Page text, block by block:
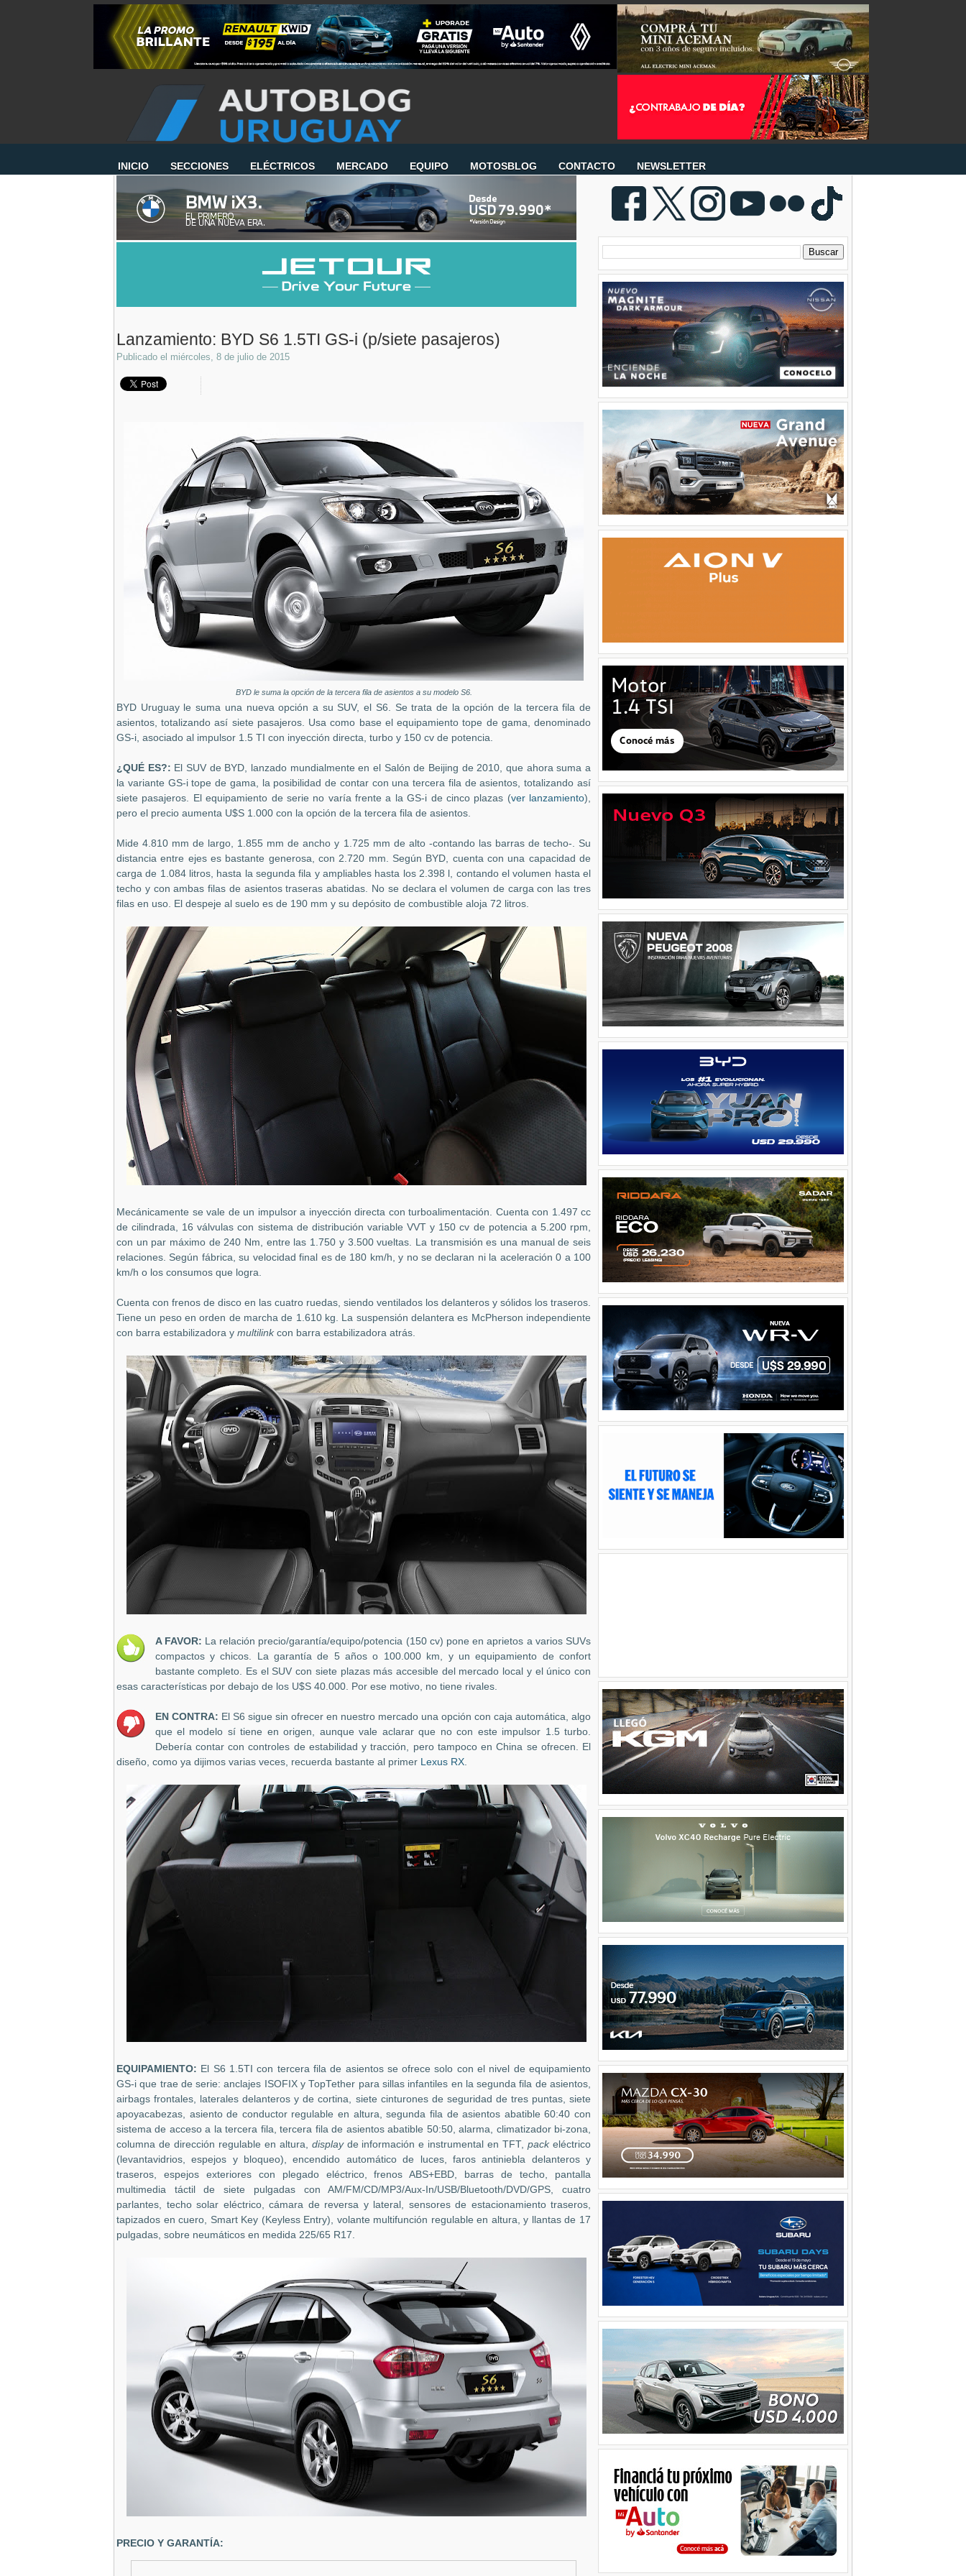
INICIO SECCIONES ELÉCTRICOS MERCADO EQUIPO MOTOSBLOG CONTACTO NEWSLETTER
Lanzamiento: BYD S6 1.5TI GS-i (p/siete pasajeros)
Publicado el miércoles, 8 de julio de 2015
BYD le suma la opción de la tercera fila de asientos a su modelo S6.
BYD Uruguay le suma una nueva opción a su SUV, el S6. Se trata de la opción de la tercera fila de
asientos, totalizando así siete pasajeros. Usa como base el equipamiento tope de gama, denominado
GS-i, asociado al impulsor 1.5 TI con inyección directa, turbo y 150 cv de potencia.
¿QUÉ ES?: El SUV de BYD, lanzado mundialmente en el Salón de Beijing de 2010, que ahora suma a
la variante GS-i tope de gama, la posibilidad de contar con una tercera fila de asientos, totalizando así
siete pasajeros. El equipamiento de serie no varía frente a la GS-i de cinco plazas (ver lanzamiento),
pero el precio aumenta U$S 1.000 con la opción de la tercera fila de asientos.
Mide 4.810 mm de largo, 1.855 mm de ancho y 1.725 mm de alto -contando las barras de techo-. Su
distancia entre ejes es bastante generosa, con 2.720 mm. Según BYD, cuenta con una capacidad de
carga de 1.084 litros, hasta la segunda fila y ampliables hasta los 2.398 l, contando el volumen hasta el
techo y con ambas filas de asientos traseras abatidas. No se declara el volumen de carga con las tres
filas en uso. El despeje al suelo es de 190 mm y su depósito de combustible aloja 72 litros.
Mecánicamente se vale de un impulsor a inyección directa con turboalimentación. Cuenta con 1.497 cc
de cilindrada, 16 válvulas con sistema de distribución variable VVT y 150 cv de potencia a 5.200 rpm,
con un par máximo de 240 Nm, entre las 1.750 y 3.500 vueltas. La transmisión es una manual de seis
relaciones. Según fábrica, su velocidad final es de 180 km/h, y no se declaran ni la aceleración 0 a 100
km/h o los consumos que logra.
Cuenta con frenos de disco en las cuatro ruedas, siendo ventilados los delanteros y sólidos los traseros.
Tiene un peso en orden de marcha de 1.610 kg. La suspensión delantera es McPherson independiente
con barra estabilizadora y multilinkcon barra estabilizadora atrás.
A FAVOR:
La relación precio/garantía/equipo/potencia (150 cv) pone en aprietos a varios SUVs
compactos y chicos. La garantía de 5 años o 100.000 km, y un equipamiento de confort
bastante completo. Es el SUV con siete plazas más accesible del mercado local y el único con
esas características por debajo de los U$S 40.000. Por ese motivo, no tiene rivales.
EN CONTRA: El S6 sigue sin ofrecer en nuestro mercado una opción con caja automática, algo
que el modelo sí tiene en origen, aunque vale aclarar que no con este impulsor 1.5 turbo.
Debería contar con controles de estabilidad y tracción, pero tampoco en China se ofrecen. El
diseño, como ya dijimos varias veces, recuerda bastante al primer
Lexus RX
EQUIPAMIENTO: El S6 1.5TI con tercera fila de asientos se ofrece solo con el nivel de equipamiento
GS-i que trae de serie: anclajes ISOFIX y TopTether para sillas infantiles en la segunda fila de asientos,
airbags frontales, laterales delanteros y de cortina, siete cinturones de seguridad de tres puntas, siete
apoyacabezas, asiento de conductor regulable en altura, segunda fila de asientos abatible 60:40 con
sistema de acceso a la tercera fila, tercera fila de asientos abatible 50:50, alarma, climatizador bi-zona,
columna de dirección regulable en altura, display de información e instrumental en TFT,packeléctrico
(levantavidrios, espejos y bloqueo), encendido automático de luces, faros antiniebla delanteros y
traseros, espejos exteriores con plegado eléctrico, frenos ABS+EBD, barras de techo, pantalla
multimedia táctil de siete pulgadas con AM/FM/CD/MP3/Aux-In/USB/Bluetooth/DVD/GPS, cuatro
parlantes, techo solar eléctrico, cámara de reversa y lateral, sensores de estacionamiento traseros,
tapizados en cuero, Smart Key (Keyless Entry), volante multifunción regulable en altura, y llantas de 17
pulgadas, sobre neumáticos en medida 225/65 R17.
PRECIO Y GARANTÍA: